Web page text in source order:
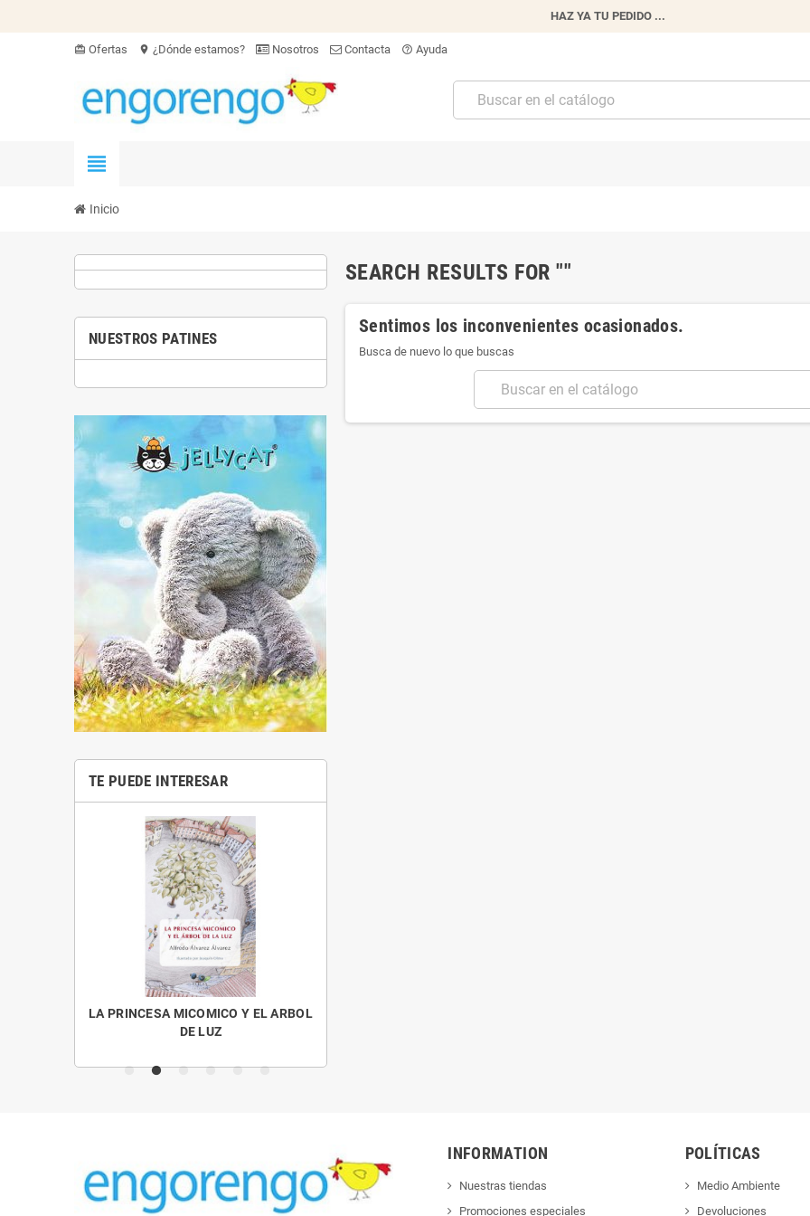
HAZ YA TU PEDIDO ...
card_giftcard Ofertas location_on ¿Dónde estamos? Nosotros Contacta help_outline Ayuda
view_headline
Inicio
NUESTROS PATINES
TE PUEDE INTERESAR
LA PRINCESA MICOMICO Y EL ARBOL
DE LUZ
SEARCH RESULTS FOR ""
Sentimos los inconvenientes ocasionados.
Busca de nuevo lo que buscas
INFORMATION
Nuestras tiendas
Promociones especiales
POLÍTICAS
Medio Ambiente
Devoluciones